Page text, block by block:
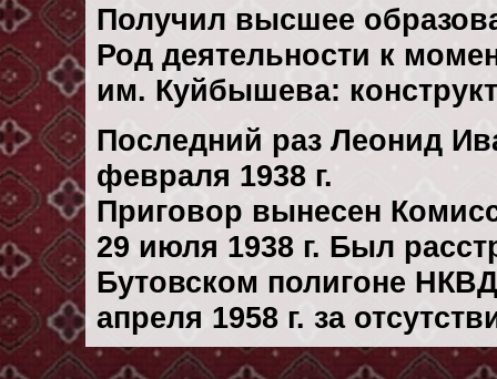
Получил высшее
Род деятельности к
им. Куйбышева:
Последний раз Леонид
февраля 1938 г.
Приговор вынесен
29 июля 1938 г. Был
Бутовском полигоне
апреля 1958 г. за